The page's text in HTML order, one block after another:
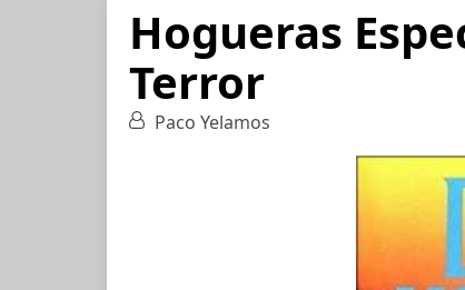
Hogueras
Terror
Paco Yelamos